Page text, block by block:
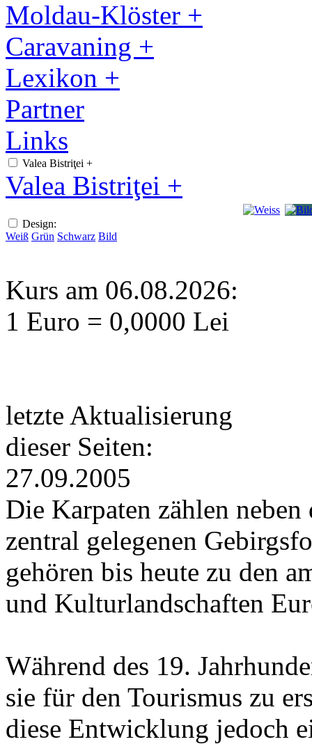
Moldau-Klöster +
Caravaning +
Lexikon +
Partner
Links
Valea Bistriţei +
Valea Bistriţei +
Design:
Weiß Grün Schwarz Bild
Kurs am 06.08.2026:
1 Euro = 0,0000 Lei
letzte Aktualisierung
dieser Seiten:
27.09.2005
Die Karpaten zählen
zentral gelegenen
gehören bis heute zu den
und Kulturlandschaften
Während des 19.
sie für den Tourismus zu
diese Entwicklung jedoch